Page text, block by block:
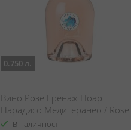
0.750 л.
Вино Розе Гренаж Ноар
Парадисо Медитеранео / Rose
Wine Grenache Noir Paradiso
В наличност